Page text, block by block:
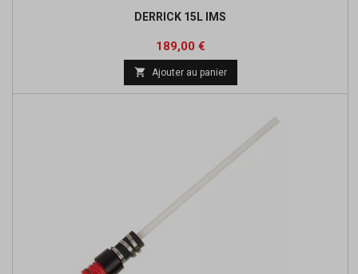
DERRICK 15L IMS
Prix
189,00 €
 Ajouter au panier